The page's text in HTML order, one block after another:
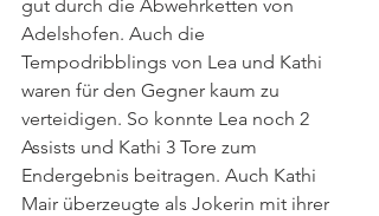
gut durch die Abwehrketten von
Adelshofen. Auch die
Tempodribblings von Lea und Kathi
waren für den Gegner kaum zu
verteidigen. So konnte Lea noch 2
Assists und Kathi 3 Tore zum
Endergebnis beitragen. Auch Kathi
Mair überzeugte als Jokerin mit ihrer